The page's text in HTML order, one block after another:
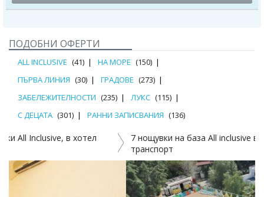
ПОДОБНИ ОФЕРТИ
ALL INCLUSIVE (41) НА МОРЕ (150)
ПЪРВА ЛИНИЯ (30) ГРАДОВЕ (273)
ЗАБЕЛЕЖИТЕЛНОСТИ (235) ЛУКС (115)
С ДЕЦАТА (301) РАННИ ЗАПИСВАНИЯ (136)
7 нощувки на база All inclusive в Arora hotel, Кушадасъ и